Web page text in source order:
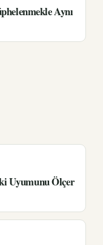
Aynı
Uyumunu Ölçer